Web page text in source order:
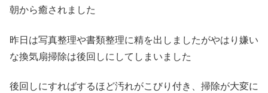
朝から癒されました
昨日は写真整理や書類整理に精を出しましたがやはり嫌い
な換気扇掃除は後回しにしてしまいました
後回しにすればするほど汚れがこびり付き、掃除が大変に